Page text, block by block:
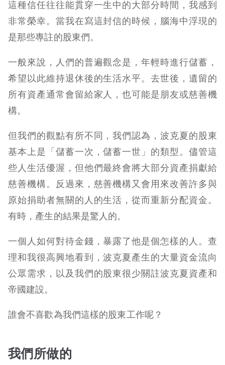
這種信任往往能貫穿一生中的大部分時間，我感到
非常榮幸。當我在寫這封信的時候，腦海中浮現的
是那些專註的股東們。
一般來說，人們的普遍觀念是，年輕時進行儲蓄，
希望以此維持退休後的生活水平。去世後，遺留的
所有資產通常會留給家人，也可能是朋友或慈善機
構。
但我們的觀點有所不同，我們認為，波克夏的股東
基本上是「儲蓄一次，儲蓄一世」的類型。儘管這
些人生活優渥，但他們最終會將大部分資產捐獻給
慈善機構。反過來，慈善機構又會用來改善許多與
原始捐助者無關的人的生活，從而重新分配資金。
有時，產生的結果是驚人的。
一個人如何對待金錢，暴露了他是個怎樣的人。查
理和我很高興地看到，波克夏產生的大量資金流向
公眾需求，以及我們的股東很少關註波克夏資產和
帝國建設。
誰會不喜歡為我們這樣的股東工作呢？
我們所做的